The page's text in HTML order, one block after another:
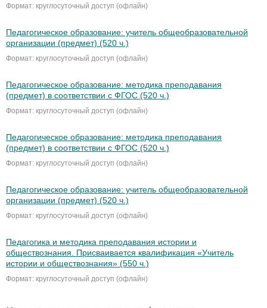
Формат: круглосуточный доступ (офлайн)
Педагогическое образование: учитель общеобразовательной
организации (предмет) (520 ч.)
Формат: круглосуточный доступ (офлайн)
Педагогическое образование: методика преподавания
(предмет) в соответствии с ФГОС (520 ч.)
Формат: круглосуточный доступ (офлайн)
Педагогическое образование: методика преподавания
(предмет) в соответствии с ФГОС (520 ч.)
Формат: круглосуточный доступ (офлайн)
Педагогическое образование: учитель общеобразовательной
организации (предмет) (520 ч.)
Формат: круглосуточный доступ (офлайн)
Педагогика и методика преподавания истории и
обществознания. Присваивается квалификация «Учитель
истории и обществознания» (550 ч.)
Формат: круглосуточный доступ (офлайн)